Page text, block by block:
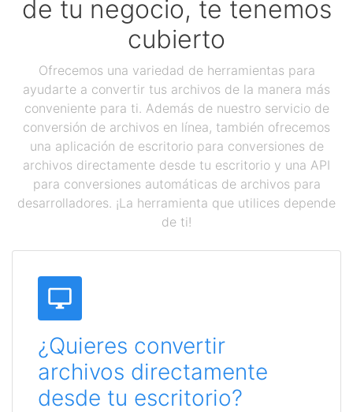
de tu negocio, te tenemos
cubierto
Ofrecemos una variedad de herramientas para
ayudarte a convertir tus archivos de la manera más
conveniente para ti. Además de nuestro servicio de
conversión de archivos en línea, también ofrecemos
una aplicación de escritorio para conversiones de
archivos directamente desde tu escritorio y una API
para conversiones automáticas de archivos para
desarrolladores. ¡La herramienta que utilices depende
de ti!
¿Quieres convertir
archivos directamente
desde tu escritorio?